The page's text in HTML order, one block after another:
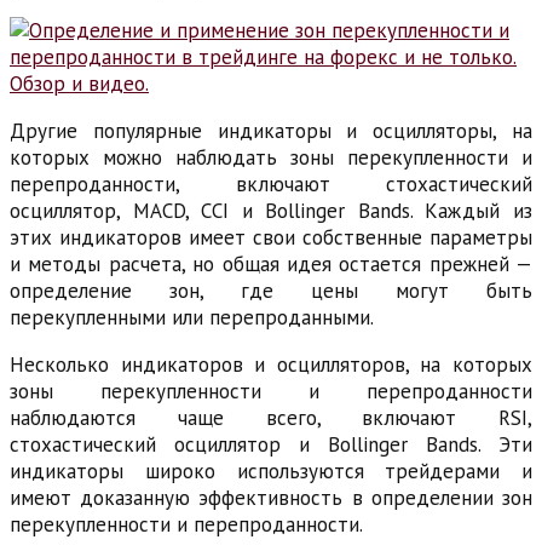
Другие популярные индикаторы и осцилляторы, на
которых можно наблюдать зоны перекупленности и
перепроданности, включают стохастический
осциллятор, MACD, CCI и Bollinger Bands. Каждый из
этих индикаторов имеет свои собственные параметры
и методы расчета, но общая идея остается прежней —
определение зон, где цены могут быть
перекупленными или перепроданными.
Несколько индикаторов и осцилляторов, на которых
зоны перекупленности и перепроданности
наблюдаются чаще всего, включают RSI,
стохастический осциллятор и Bollinger Bands. Эти
индикаторы широко используются трейдерами и
имеют доказанную эффективность в определении зон
перекупленности и перепроданности.